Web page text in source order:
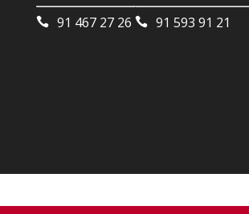
91 467 27 26
91 593 91 21